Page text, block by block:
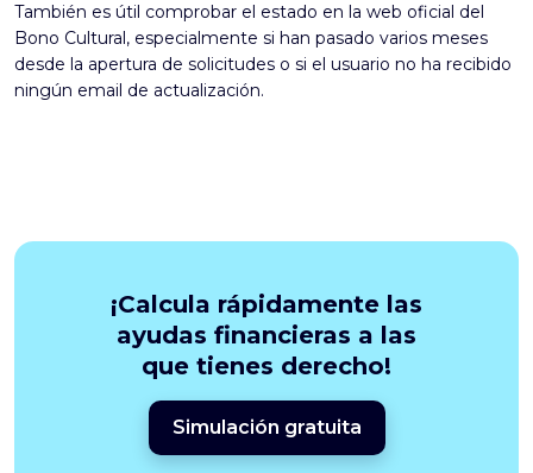
También es útil comprobar el estado en la web oficial del
Bono Cultural, especialmente si han pasado varios meses
desde la apertura de solicitudes o si el usuario no ha recibido
ningún email de actualización.
¡Calcula rápidamente las
ayudas financieras a las
que tienes derecho!
Simulación gratuita